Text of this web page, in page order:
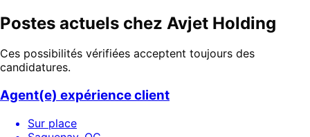
Postes actuels chez Avjet Holding
Ces possibilités vérifiées acceptent toujours des
candidatures.
Agent(e) expérience client
Sur place